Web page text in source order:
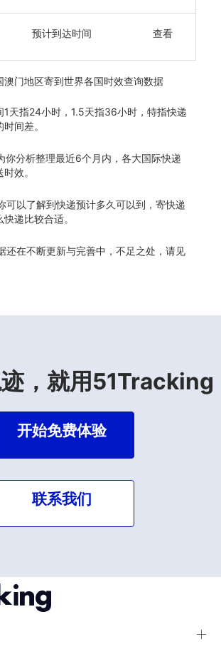
预计到达时间 查看
澳门地区寄到世界各国时效查询数据
1天指24小时，1.5天指36小时，特指快递
间差。
分析整理最近6个月内，各大国际快递
效。
可以了解到快递预计多久可以到，寄快递
递比较合适。
还在不断更新与完善中，不足之处，请见
，就用51Tracking
开始免费体验
联系我们